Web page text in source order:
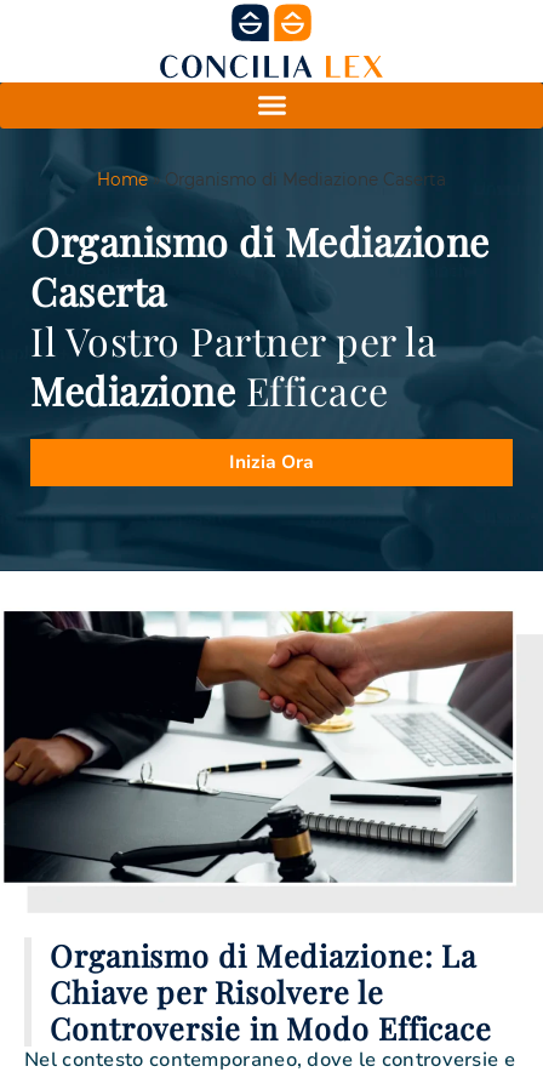
Home» Organismo di Mediazione Caserta
Organismo di Mediazione
Caserta
Il Vostro Partner per la
MediazioneEfficace
Inizia Ora
Organismo di Mediazione: La
Chiave per Risolvere le
Controversie in Modo Efficace
Nel contesto contemporaneo, dove le controversie e